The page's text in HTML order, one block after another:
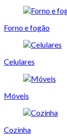
Forno e fogão
Celulares
Móveis
Cozinha